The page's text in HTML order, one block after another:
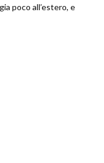
poco all’estero, e